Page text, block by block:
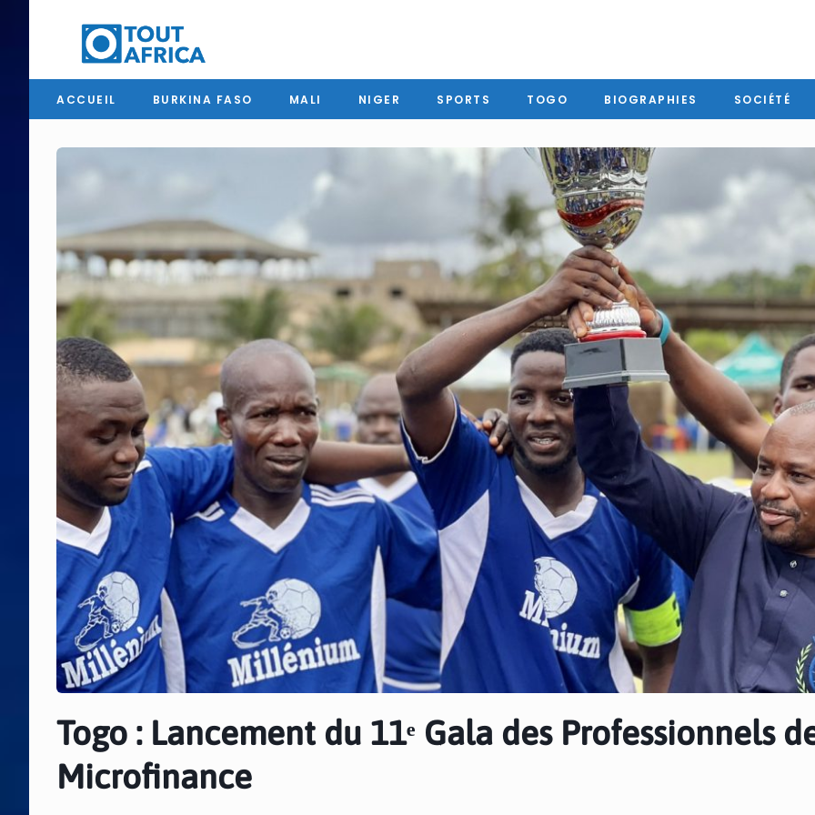
ACCUEIL BURKINA FASO MALI NIGER SPORTS TOGO BIOGRAPHIES SOCIÉTÉ
Togo : Lancement du 11ᵉ Gala des Professionnels
Microfinance